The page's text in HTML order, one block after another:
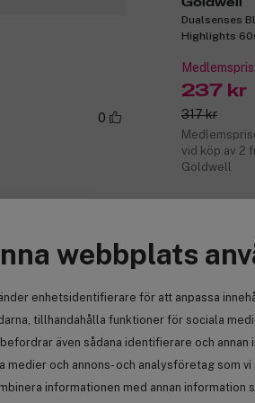
webbplats
enhetsidentifierare för att anpassa
tillhandahålla funktioner för sociala
även sådana identifierare och
medier och annons- och analysföretag som
informationen med annan information
Goldwell
Dualsenses
Highlights
Medlemspris:
237 kr
317 kr
vid köp av 2
Goldwell
0
Anmäl
0